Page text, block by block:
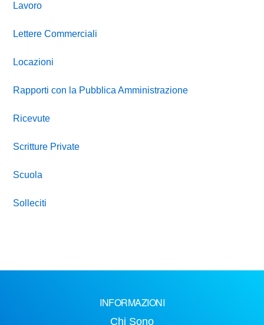
Lavoro
Lettere Commerciali
Locazioni
Rapporti con la Pubblica Amministrazione
Ricevute
Scritture Private
Scuola
Solleciti
INFORMAZIONI
Chi Sono